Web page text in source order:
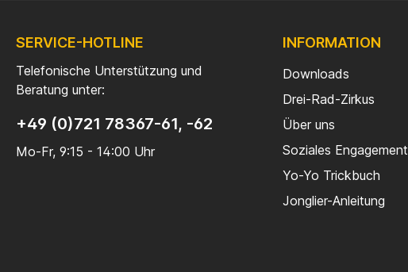
SERVICE-HOTLINE
Telefonische Unterstützung und
Beratung unter:
+49 (0)721 78367-61, -62
Mo-Fr, 9:15 - 14:00 Uhr
INFORMATION
Downloads
Drei-Rad-Zirkus
Über uns
Soziales Engagement
Yo-Yo Trickbuch
Jonglier-Anleitung